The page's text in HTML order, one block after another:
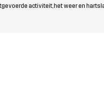
activiteit, het weer en